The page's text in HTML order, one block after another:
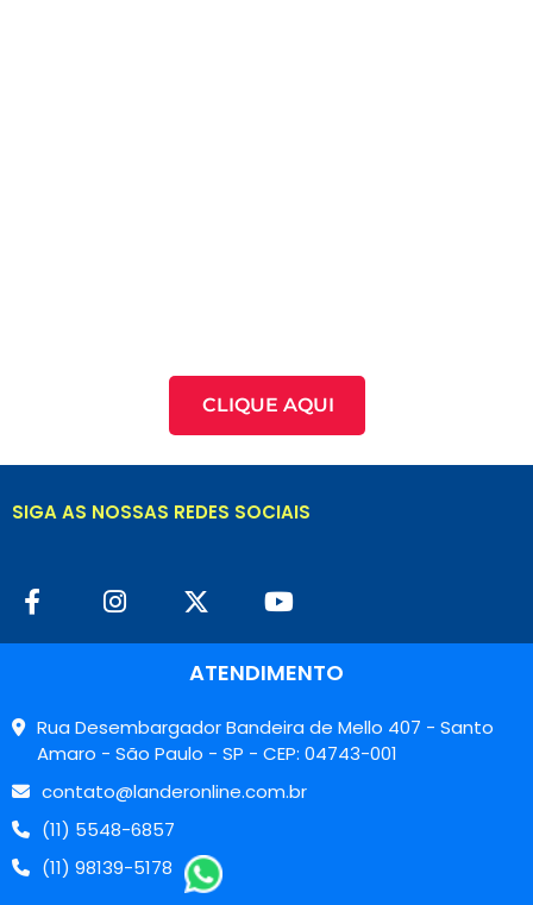
CLIQUE AQUI
SIGA AS NOSSAS REDES SOCIAIS
ATENDIMENTO
Rua Desembargador Bandeira de Mello 407 - Santo
Amaro - São Paulo - SP - CEP: 04743-001
contato@landeronline.com.br
(11) 5548-6857
(11) 98139-5178